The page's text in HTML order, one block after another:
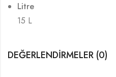
Litre
15 L
DEĞERLENDIRMELER (0)